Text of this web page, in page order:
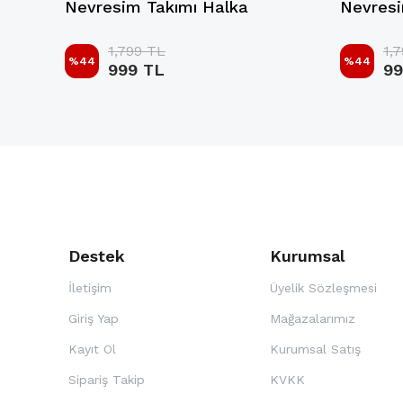
Nevresim Takımı Halka
%44
1,799 TL
999 TL %44
Destek
İletişim
Giriş Yap
Kayıt Ol
Sipariş Takip
Kurumsal
Üyelik Sözleşmesi
Mağazalarımız
Kurumsal Satış
KVKK